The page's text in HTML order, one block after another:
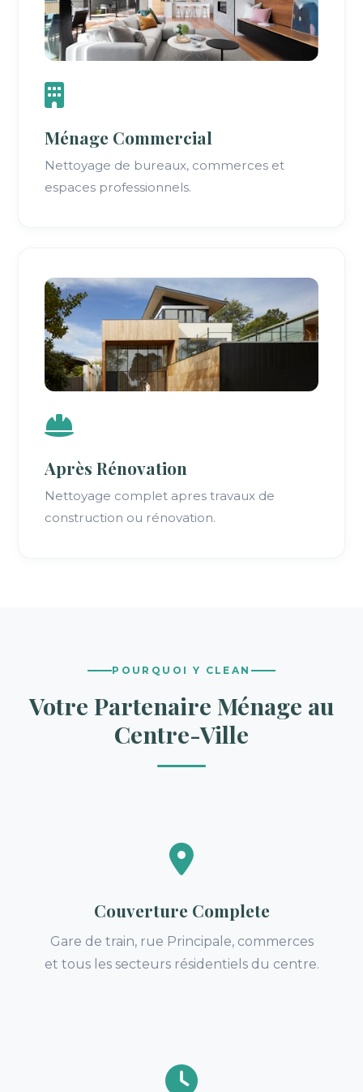
Ménage Commercial
Nettoyage de bureaux, commerces et
espaces professionnels.
Après Rénovation
Nettoyage complet apres travaux de
construction ou rénovation.
POURQUOI Y CLEAN
Votre Partenaire Ménage au
Centre-Ville
Couverture Complete
Gare de train, rue Principale, commerces
et tous les secteurs résidentiels du centre.